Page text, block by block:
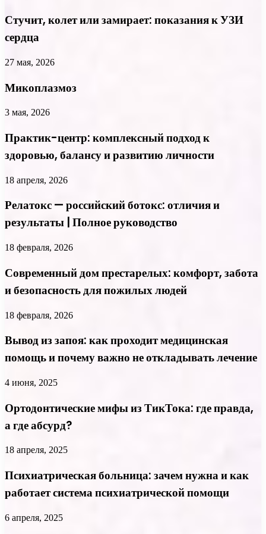
Стучит, колет или замирает: показания к УЗИ
сердца
27 мая, 2026
Микоплазмоз
3 мая, 2026
Практик-центр: комплексный подход к
здоровью, балансу и развитию личности
18 апреля, 2026
Релатокс — российский ботокс: отличия и
результаты | Полное руководство
18 февраля, 2026
Современный дом престарелых: комфорт, забота
и безопасность для пожилых людей
18 февраля, 2026
Вывод из запоя: как проходит медицинская
помощь и почему важно не откладывать лечение
4 июня, 2025
Ортодонтические мифы из ТикТока: где правда,
а где абсурд?
18 апреля, 2025
Психиатрическая больница: зачем нужна и как
работает система психиатрической помощи
6 апреля, 2025